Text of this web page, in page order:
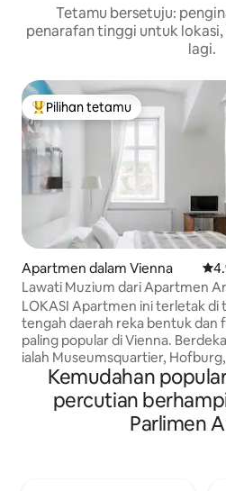
Tetamu bersetuju:
penarafan tinggi untuk
lagi.
Pilihan utama tetamu
Pilihan tetamu
Apartmen dalam Vienna
Lawati Muzium dari Apartmen
Design District
LOKASI Apartmen ini terletak di tengah-
tengah daerah reka bentuk dan
paling popular di Vienna.
ialah Museumsquartier, Hofburg,
Muzium Kunsthistorisches,
Sejarah Semula Jadi,
bangunan bersejarahnya, kedai
Vienna, bar dan banyak kedai.
Kemudahan
percutian
Parlimen